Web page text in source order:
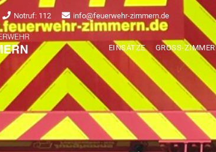
Notruf: 112 info@feuerwehr-zimmern.de
EINSÄTZE GROSS-ZIMMERN